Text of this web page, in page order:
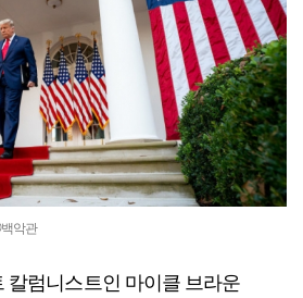
악관
칼럼니스트인 마이클 브라운